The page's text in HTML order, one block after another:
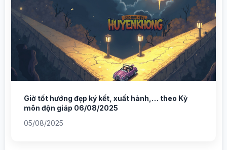
Giờ tốt hướng đẹp ký kết, xuất hành,… theo Kỳ
môn độn giáp 06/08/2025
05/08/2025